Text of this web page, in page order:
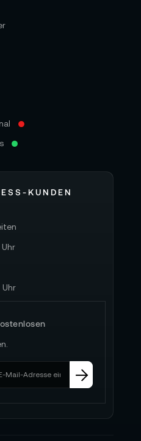
KUNDEN